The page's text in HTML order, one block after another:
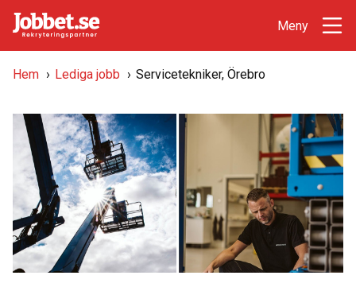
Hem › Lediga jobb › Servicetekniker, Örebro